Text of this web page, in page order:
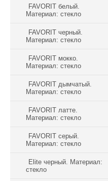
FAVORIT белый.
Материал: стекло
FAVORIT черный.
Материал: стекло
FAVORIT мокко.
Материал: стекло
FAVORIT дымчатый.
Материал: стекло
FAVORIT латте.
Материал: стекло
FAVORIT серый.
Материал: стекло
Elite черный. Материал:
стекло